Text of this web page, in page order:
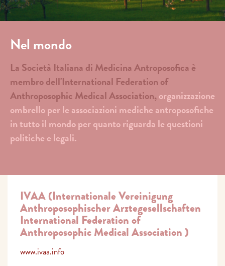
Nel mondo
La Società Italiana di Medicina Antroposofica è
membro dell'International Federation of
Anthroposophic Medical Association, organizzazione
ombrello per le associazioni mediche antroposofiche
in tutto il mondo per quanto riguarda le questioni
politiche e legali.
IVAA (Internationale Vereinigung
Anthroposophischer Arztegesellschaften
International Federation of
Anthroposophic Medical Association )
www.ivaa.info